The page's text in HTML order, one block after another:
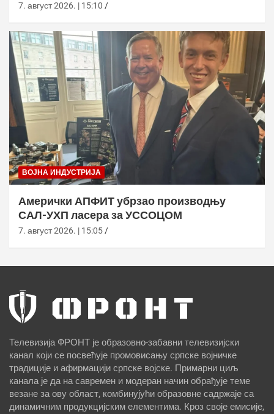
7. август 2026. | 15:10
ВОЈНА ИНДУСТРИЈА
Амерички АПФИТ убрзао производњу
САЛ-УХП ласера за УССОЦОМ
7. август 2026. | 15:05
Телевизија ФРОНТ је образовно-забавни телевизијски
канал који се посвећује промовисању српске војничке
традиције и афирмацији српске војске. Примарни циљ
канала је да на савремен и модеран начин обрађује теме
везане за ову област, комбинујући образовне садржаје са
динамичним продукцијским елементима. Кроз своје емисије,